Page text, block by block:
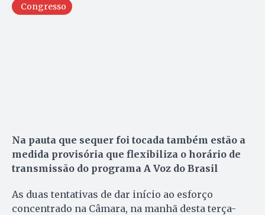
Congresso
Na pauta que sequer foi tocada também estão a
medida provisória que flexibiliza o horário de
transmissão do programa A Voz do Brasil
As duas tentativas de dar início ao esforço
concentrado na Câmara, na manhã desta terça-